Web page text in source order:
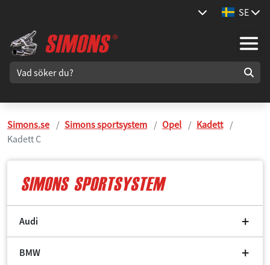
SE
Simons.se Simons sportsystem Opel
Kadett
Kadett C
Audi
BMW